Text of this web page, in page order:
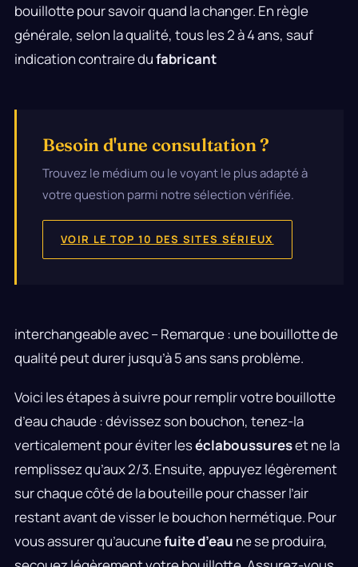
bouillotte pour savoir quand la changer. En règle
générale, selon la qualité, tous les 2 à 4 ans, sauf
indication contraire dufabricant
Besoin d'une consultation ?
Trouvez le médium ou le voyant le plus adapté à
votre question parmi notre sélection vérifiée.
VOIR LE TOP 10 DES SITES SÉRIEUX
interchangeable avec – Remarque : une bouillotte de
qualité peut durer jusqu’à 5 ans sans problème.
Voici les étapes à suivre pour remplir votre bouillotte
d’eau chaude : dévissez son bouchon, tenez-la
verticalement pour éviter leséclaboussureset ne la
remplissez qu’aux 2/3. Ensuite, appuyez légèrement
sur chaque côté de la bouteille pour chasser l’air
restant avant de visser le bouchon hermétique. Pour
vous assurer qu’aucunefuite d’eau ne se produira,